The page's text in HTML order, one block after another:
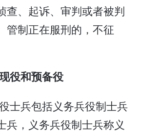
查、起诉、审判或者被判
管制正在服刑的，不征
役和预备役
士兵包括义务兵役制士兵
兵，义务兵役制士兵称义